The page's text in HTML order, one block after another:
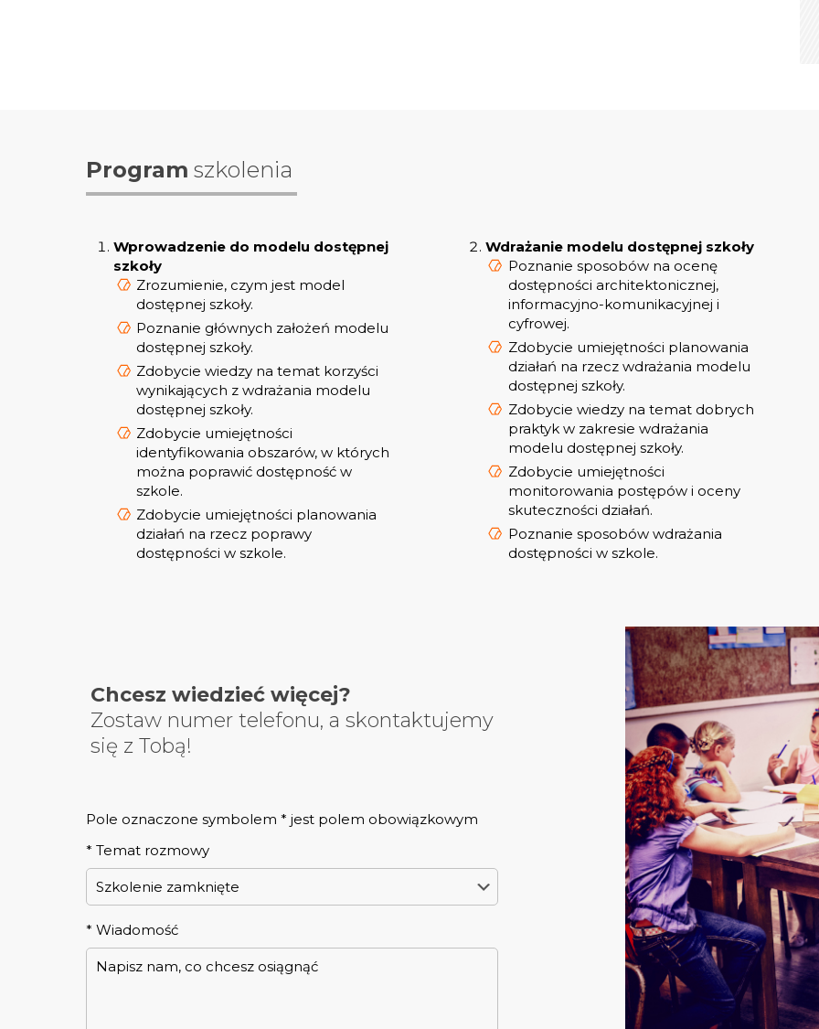
Program szkolenia
Wprowadzenie do modelu dostępnej
szkoły
Zrozumienie, czym jest model
dostępnej szkoły.
Poznanie głównych założeń modelu
dostępnej szkoły.
Zdobycie wiedzy na temat korzyści
wynikających z wdrażania modelu
dostępnej szkoły.
Zdobycie umiejętności
identyfikowania obszarów, w których
można poprawić dostępność w
szkole.
Zdobycie umiejętności planowania
działań na rzecz poprawy
dostępności w szkole.
Wdrażanie modelu dostępnej szkoły
Poznanie sposobów na ocenę
dostępności architektonicznej,
informacyjno-komunikacyjnej i
cyfrowej.
Zdobycie umiejętności planowania
działań na rzecz wdrażania modelu
dostępnej szkoły.
Zdobycie wiedzy na temat dobrych
praktyk w zakresie wdrażania
modelu dostępnej szkoły.
Zdobycie umiejętności
monitorowania postępów i oceny
skuteczności działań.
Poznanie sposobów wdrażania
dostępności w szkole.
Chcesz wiedzieć więcej?
Zostaw numer telefonu, a skontaktujemy
się z Tobą!
Pole oznaczone symbolem * jest polem obowiązkowym
* Temat rozmowy
* Wiadomość